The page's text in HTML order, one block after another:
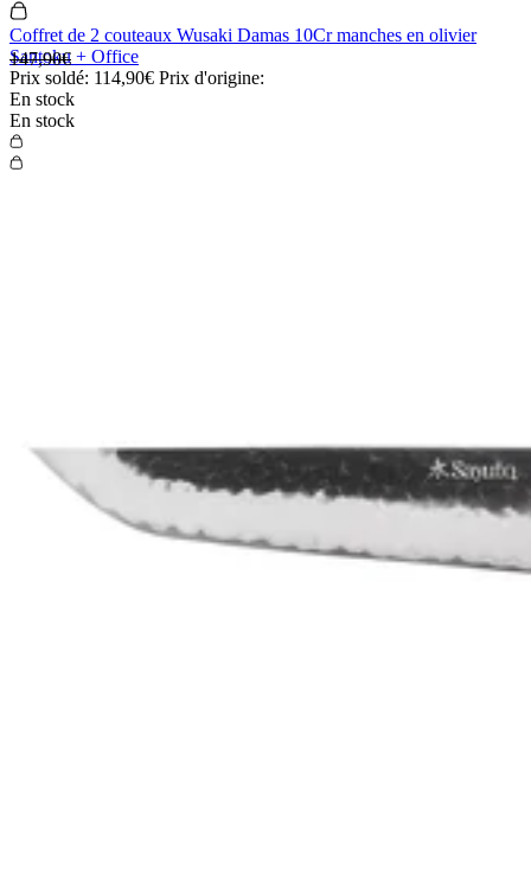
Coffret de 2 couteaux Wusaki Damas 10Cr manches en olivier
Santoku + Office
Prix soldé: 114,90€ Prix d'origine:
147,90€
En stock
En stock